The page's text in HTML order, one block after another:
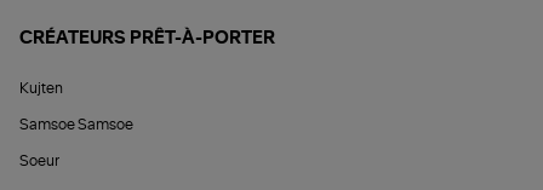
CRÉATEURS PRÊT-À-PORTER
Kujten
Samsoe Samsoe
Soeur